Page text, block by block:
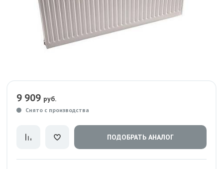
9 909 руб.
Снято с производства
ПОДОБРАТЬ АНАЛОГ